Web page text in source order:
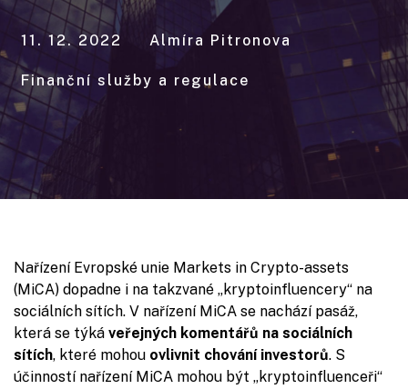
11. 12. 2022 Almíra Pitronova
Finanční služby a regulace
Nařízení Evropské unie Markets in Crypto-assets
(MiCA) dopadne i na takzvané „kryptoinfluencery“ na
sociálních sítích. V nařízení MiCA se nachází pasáž,
která se týká veřejných komentářů na sociálních
sítích, které mohou ovlivnit chování investorů. S
účinností nařízení MiCA mohou být „kryptoinfluenceři“